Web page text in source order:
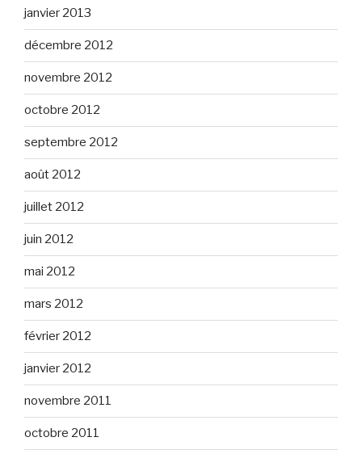
janvier 2013
décembre 2012
novembre 2012
octobre 2012
septembre 2012
août 2012
juillet 2012
juin 2012
mai 2012
mars 2012
février 2012
janvier 2012
novembre 2011
octobre 2011